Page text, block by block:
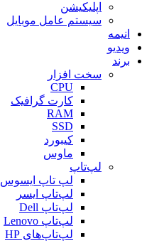
اپلیکیشن
سیستم عامل موبایل
انیمه
ویدیو
برند
سخت افزار
CPU
کارت گرافیک
RAM
SSD
کیبورد
ماوس
لپ‌تاپ
لپ تاپ ایسوس
لپ‌تاپ ایسر
لپ‌تاپ Dell
لپ‌تاپ Lenovo
لپ‌تاپ‌های HP